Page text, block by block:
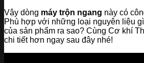
Vậy dòng máy trộn ngang này có
Phù hợp với những loại nguyên liệu
của sản phẩm ra sao? Cùng Cơ khí
chi tiết hơn ngay sau đây nhé!